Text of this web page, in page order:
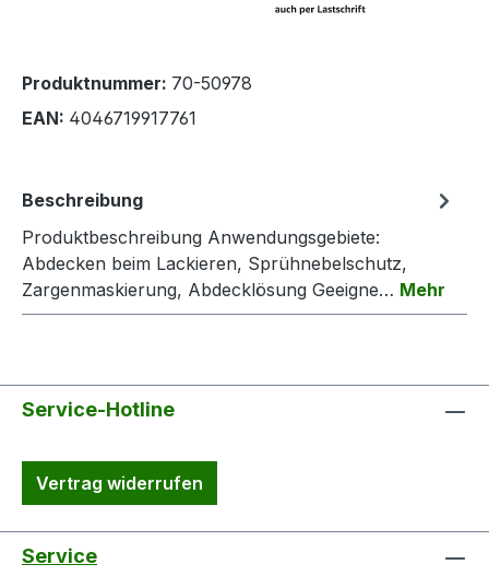
Produktnummer: 70-50978
EAN: 4046719917761
Beschreibung
Produktbeschreibung Anwendungsgebiete:
Abdecken beim Lackieren, Sprühnebelschutz,
Zargenmaskierung, Abdecklösung Geeigne… Mehr
Service-Hotline
Vertrag widerrufen
Service